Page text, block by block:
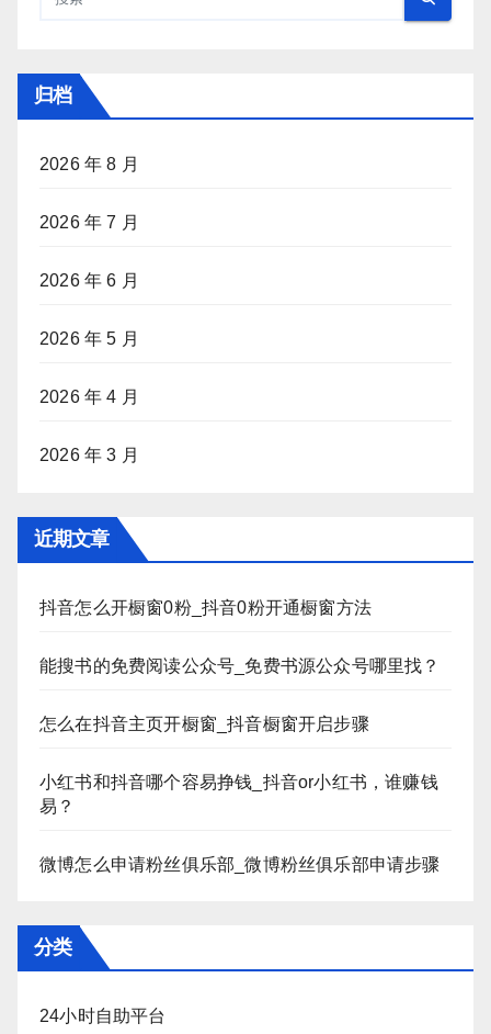
归档
2026 年 8 月
2026 年 7 月
2026 年 6 月
2026 年 5 月
2026 年 4 月
2026 年 3 月
近期文章
抖音怎么开橱窗0粉_抖音0粉开通橱窗方法
能搜书的免费阅读公众号_免费书源公众号哪里找？
怎么在抖音主页开橱窗_抖音橱窗开启步骤
小红书和抖音哪个容易挣钱_抖音or小红书，谁赚钱
易？
微博怎么申请粉丝俱乐部_微博粉丝俱乐部申请步骤
分类
24小时自助平台